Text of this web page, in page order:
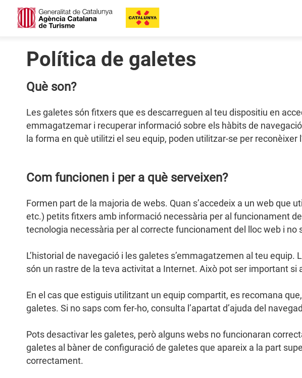
Política de galetes
Què son?
Les galetes són fitxers que es descarreguen al teu dispositiu en
emmagatzemar i recuperar informació sobre els hàbits de
la forma en què utilitzi el seu equip, poden utilitzar-se per reconèixer
Com funcionen i per a què serveixen?
Formen part de la majoria de webs. Quan s’accedeix a un web que
etc.) petits fitxers amb informació necessària per al funcionament
tecnologia necessària per al correcte funcionament del lloc web i no
L’historial de navegació i les galetes s’emmagatzemen al teu
són un rastre de la teva activitat a Internet. Això pot ser important si
En el cas que estiguis utilitzant un equip compartit, es recomana
galetes. Si no saps com fer-ho, consulta l’apartat d’ajuda del
Pots desactivar les galetes, però alguns webs no funcionaran
galetes al bàner de configuració de galetes que apareix a la part
correctament.